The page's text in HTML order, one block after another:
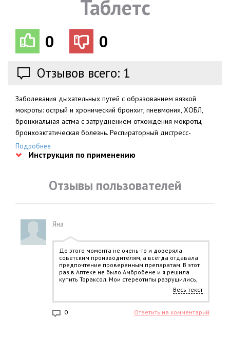
Таблетс
0 0
Отзывов всего: 1
Заболевания дыхательных путей с образованием вязкой
мокроты: острый и хронический бронхит, пневмония, ХОБЛ,
бронхиальная астма с затруднением отхождения мокроты,
бронхоэктатическая болезнь. Респираторный дистресс-
синдром у недоношенных детей и новорожденных.
Подробнее
Инструкция по применению
Отзывы пользователей
Яна
До этого момента не очень-то и доверяла
советским производителям, а всегда отдавала
предпочтение проверенным препаратам. В этот
раз в Аптеке не было Амбробене и я решила
купить Тораксол. Мои стереотипы разрушились,
потому что разницы кроме как в цене я не
почувствовала. Теперь буду покупать его))
Весь текст
0 Ответить на комментарий